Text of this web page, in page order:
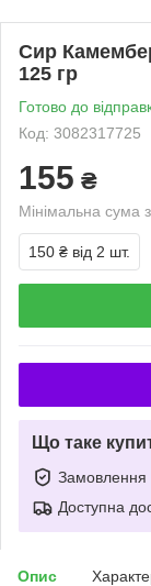
Сир
125 гр
Готово до
Код: 3082317725
155 ₴
Мінімальна сума
150 ₴ від 2 шт.
Що таке
Замовлення
Доступна
Опис